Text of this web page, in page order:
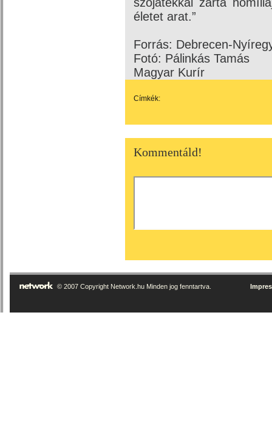
életet arat.”
Forrás: Debrecen-
Fotó: Pálinkás Tamás
Magyar Kurír
Címkék:
Kommentáld!
© 2007 Copyright Network.hu Minden jog fenntartva.